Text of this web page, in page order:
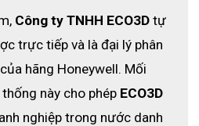
Công ty TNHH ECO3D tự
trực tiếp và là đại lý phân
hãng Honeywell. Mối
này cho phép ECO3D
nghiệp trong nước danh